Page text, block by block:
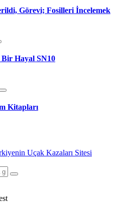
Görevi; Fosilleri İncelemek
Bir Hayal SN10
Kitapları